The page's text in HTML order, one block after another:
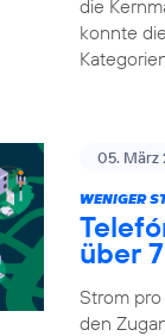
die
konnte
05. März
WENIGER
über
Strom
den